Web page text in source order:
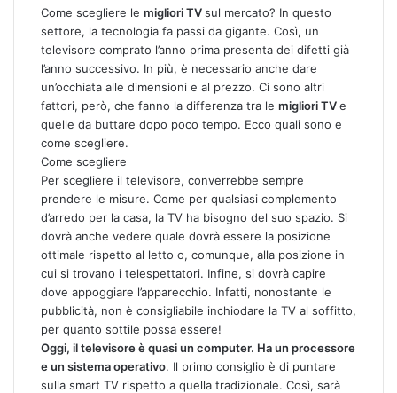
e
b
o
o
k
t
t
e
r
k
e
d
I
n
b
l
r
t
e
r
e
s
t
d
i
t
t
s
A
p
p
Come scegliere le migliori TVsul mercato? In questo
settore, la tecnologia fa passi da gigante. Così, un
televisore comprato l’anno prima presenta dei difetti già
l’anno successivo. In più, è necessario anche dare
un’occhiata alle dimensioni e al prezzo. Ci sono altri
fattori, però, che fanno la differenza tra le migliori TVe
quelle da buttare dopo poco tempo. Ecco quali sono e
come scegliere.
Come scegliere
Per scegliere il televisore, converrebbe sempre
prendere le misure. Come per qualsiasi complemento
d’arredo per la casa, la TV ha bisogno del suo spazio. Si
dovrà anche vedere quale dovrà essere la posizione
ottimale rispetto al letto o, comunque, alla posizione in
cui si trovano i telespettatori. Infine, si dovrà capire
dove appoggiare l’apparecchio. Infatti, nonostante le
pubblicità, non è consigliabile inchiodare la TV al soffitto,
per quanto sottile possa essere!
Oggi, il televisore è quasi un computer. Ha un processore
e un sistema operativo. Il primo consiglio è di puntare
sulla smart TV rispetto a quella tradizionale. Così, sarà